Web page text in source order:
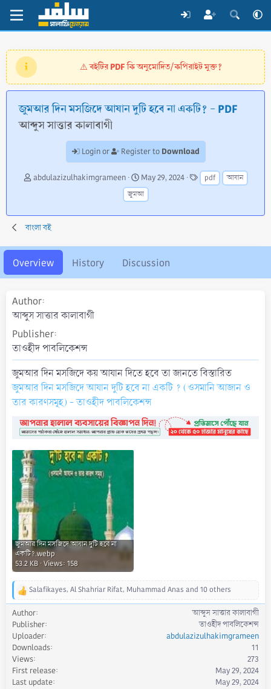
⚠️বইটির PDF কি অনুমোদিত/কপিরাইট মুক্ত?
জুমআর দিন মসজিদে আযান দুটি হবে না একটি? - PDF
আব্দুস সাত্তার কালাবাগী
Login or Register to Download
A
r
abdulazizulhakimgrameen
C
r
e
o
d
a
May 29, 2024
T
a
pdf
আযান
জুমআ
বাংলা বই
Overview History Discussion
Author
আব্দুস সাত্তার কালাবাগী
Publisher
তাওহীদ পাবলিকেশন্স
জুমআর দিন মসজিদে কয় আযান দিতে হবে তা জানতে বিস্তারিত
জুমআর দিন মসজিদে আযান দুটি হবে না একটি ? (ওসমানি আজান ও
তার কারণসমূহ) - তাওহীদ পাবলিকেশন্স
জুমআর দিন মসজিদে আযান দুটি হবে না
একটি?.webp
53.2 KB · Views: 158
R
e
a
c
t
i
o
n
s
Salafikayes, Al Shahriar Rifat, Muhammad Anas and 10 others
Author
আব্দুস সাত্তার কালাবাগী
Publisher
তাওহীদ পাবলিকেশন্স
Uploader
abdulazizulhakimgrameen
Downloads
11
Views
273
First release
May 29, 2024
Last update
May 29, 2024